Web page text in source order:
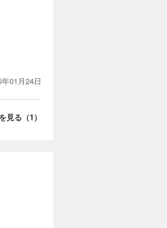
01月24日
見る（1）